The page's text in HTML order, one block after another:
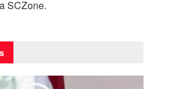
SCZone.